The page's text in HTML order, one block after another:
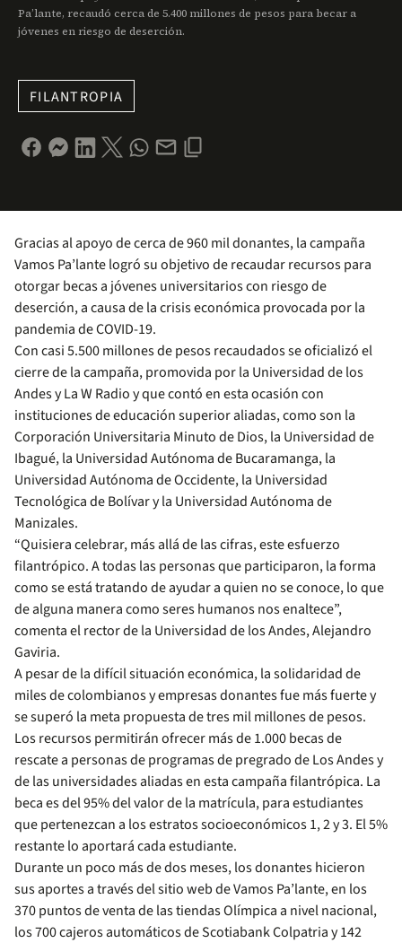
Pa’lante, recaudó cerca de 5.400 millones de pesos para becar a
jóvenes en riesgo de deserción.
FILANTROPIA
Gracias al apoyo de cerca de 960 mil donantes, la campaña
Vamos Pa’lante logró su objetivo de recaudar recursos para
otorgar becas a jóvenes universitarios con riesgo de
deserción, a causa de la crisis económica provocada por la
pandemia de COVID-19.
Con casi 5.500 millones de pesos recaudados se oficializó el
cierre de la campaña, promovida por la Universidad de los
Andes y La W Radio y que contó en esta ocasión con
instituciones de educación superior aliadas, como son la
Corporación Universitaria Minuto de Dios, la Universidad de
Ibagué, la Universidad Autónoma de Bucaramanga, la
Universidad Autónoma de Occidente, la Universidad
Tecnológica de Bolívar y la Universidad Autónoma de
Manizales.
“Quisiera celebrar, más allá de las cifras, este esfuerzo
filantrópico. A todas las personas que participaron, la forma
como se está tratando de ayudar a quien no se conoce, lo que
de alguna manera como seres humanos nos enaltece”,
comenta el rector de la Universidad de los Andes, Alejandro
Gaviria.
A pesar de la difícil situación económica, la solidaridad de
miles de colombianos y empresas donantes fue más fuerte y
se superó la meta propuesta de tres mil millones de pesos.
Los recursos permitirán ofrecer más de 1.000 becas de
rescate a personas de programas de pregrado de Los Andes y
de las universidades aliadas en esta campaña filantrópica. La
beca es del 95% del valor de la matrícula, para estudiantes
que pertenezcan a los estratos socioeconómicos 1, 2 y 3. El 5%
restante lo aportará cada estudiante.
Durante un poco más de dos meses, los donantes hicieron
sus aportes a través del sitio web de Vamos Pa’lante, en los
370 puntos de venta de las tiendas Olímpica a nivel nacional,
los 700 cajeros automáticos de Scotiabank Colpatria y 142